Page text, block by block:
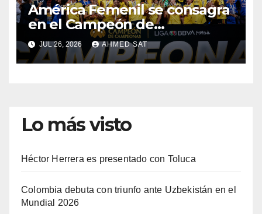
América Femenil se consagra
en el Campeón de
Campeonas
JUL 26, 2026 AHMED SAT
Lo más visto
Héctor Herrera es presentado con Toluca
Colombia debuta con triunfo ante Uzbekistán en el
Mundial 2026